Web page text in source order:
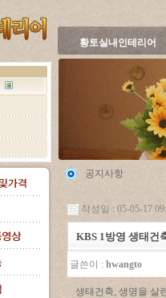
황토실내인테리어
공지사항
작성일 : 05-05-17
KBS 1방영 생태건
글쓴이 : hwangto
생태건축, 생명을 살